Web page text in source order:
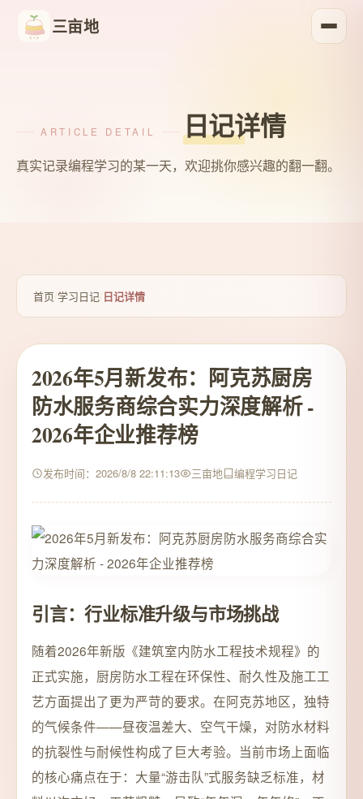
三亩地
ARTICLE DETAIL 日记详情
真实记录编程学习的某一天，欢迎挑你感兴趣的翻一翻。
首页/学习日记/日记详情
2026年5月新发布：阿克苏厨房
防水服务商综合实力深度解析 -
2026年企业推荐榜
发布时间：2026/8/8 22:11:13 三亩地 编程学习日记
引言：行业标准升级与市场挑战
随着2026年新版《建筑室内防水工程技术规程》的
正式实施，厨房防水工程在环保性、耐久性及施工工
艺方面提出了更为严苛的要求。在阿克苏地区，独特
的气候条件——昼夜温差大、空气干燥，对防水材料
的抗裂性与耐候性构成了巨大考验。当前市场上面临
的核心痛点在于：大量“游击队”式服务缺乏标准，材